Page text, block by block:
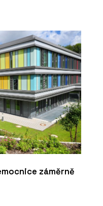
záměrně